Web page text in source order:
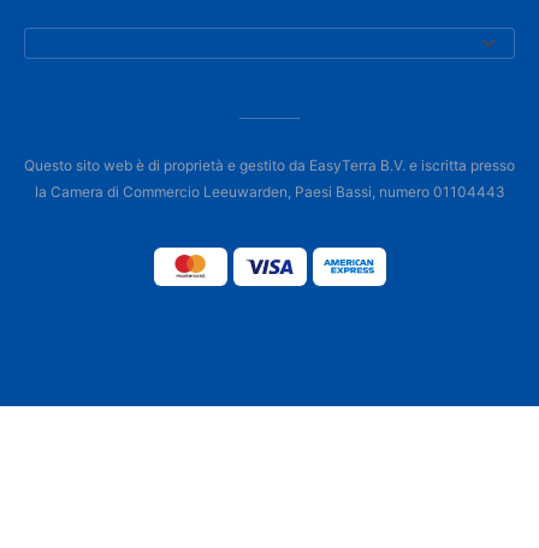
Questo sito web è di proprietà e gestito da EasyTerra B.V. e iscritta presso
la Camera di Commercio Leeuwarden, Paesi Bassi, numero 01104443